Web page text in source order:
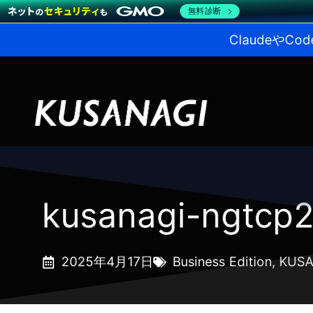
Claudeや
kusanagi-ngtcp2
2025年4月17日 Business Edition,
無料診断